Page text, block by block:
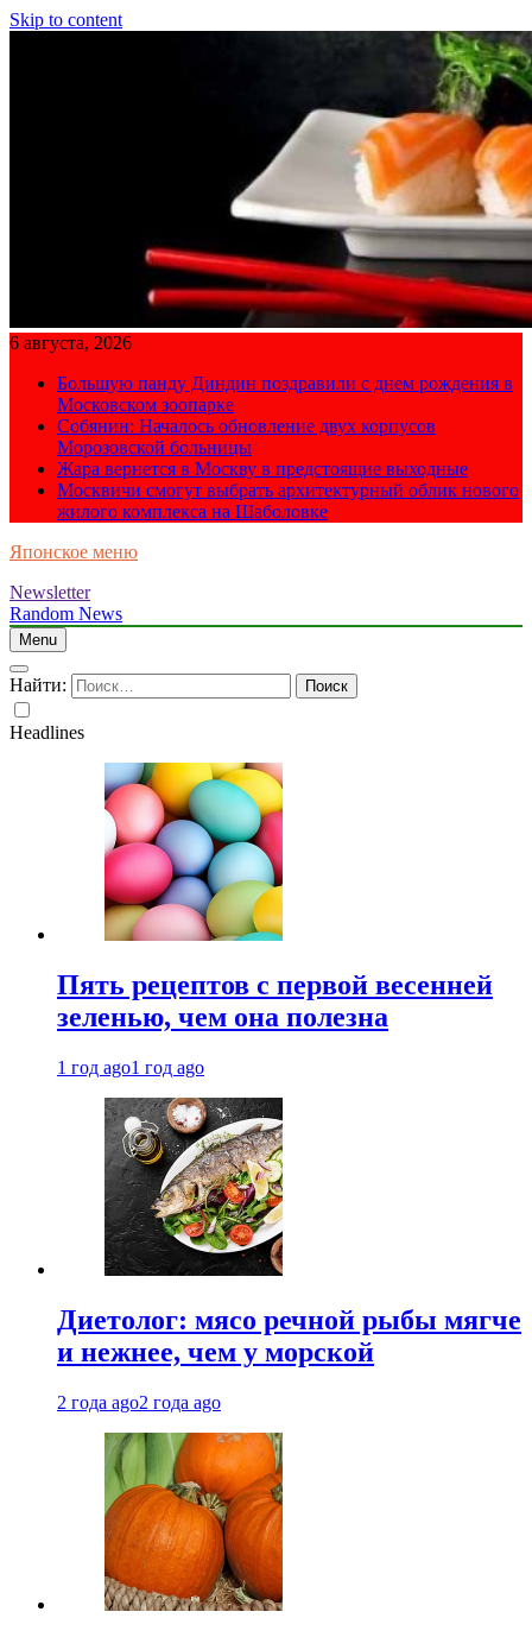
Skip to content
6 августа, 2026
Большую панду Диндин поздравили с днем рождения в
Московском зоопарке
Собянин: Началось обновление двух корпусов
Морозовской больницы
Жара вернется в Москву в предстоящие выходные
Москвичи смогут выбрать архитектурный облик нового
жилого комплекса на Шаболовке
Японское меню
Newsletter
Random News
Menu
Найти:
Headlines
Пять рецептов с первой весенней
зеленью, чем она полезна
1 год ago1 год ago
Диетолог: мясо речной рыбы мягче
и нежнее, чем у морской
2 года ago2 года ago